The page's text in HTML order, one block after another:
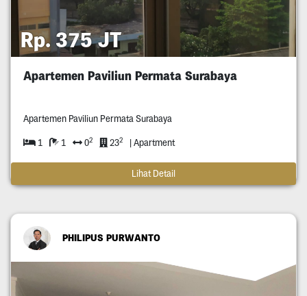
Rp. 375 JT
Apartemen Paviliun Permata Surabaya
Apartemen Paviliun Permata Surabaya
1 1 02 232 | Apartment
Lihat Detail
PHILIPUS PURWANTO